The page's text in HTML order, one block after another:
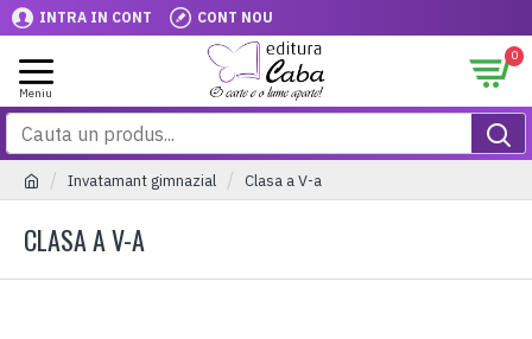
INTRA IN CONT CONT NOU
0
Invatamant gimnazial Clasa a V-a
CLASA A V-A